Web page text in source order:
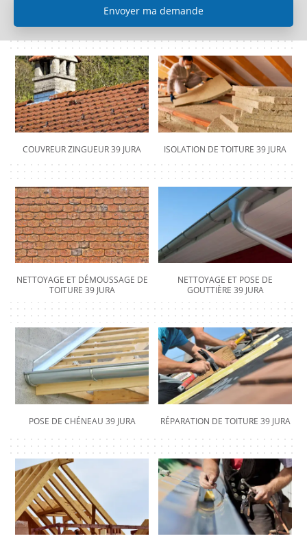
COUVREUR ZINGUEUR 39 JURA ISOLATION DE TOITURE 39 JURA
NETTOYAGE ET DÉMOUSSAGE DE
TOITURE 39 JURA
NETTOYAGE ET POSE DE
GOUTTIÈRE 39 JURA
POSE DE CHÉNEAU 39 JURA RÉPARATION DE TOITURE 39 JURA